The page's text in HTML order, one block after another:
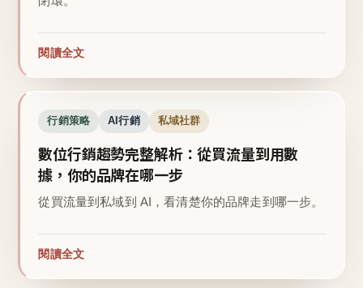
閱讀全文
行銷策略 AI行銷 私域社群
數位行銷趨勢完整解析：從買流量到用數
據，你的品牌在哪一步
從買流量到私域到 AI，看清楚你的品牌走到哪一步。
閱讀全文